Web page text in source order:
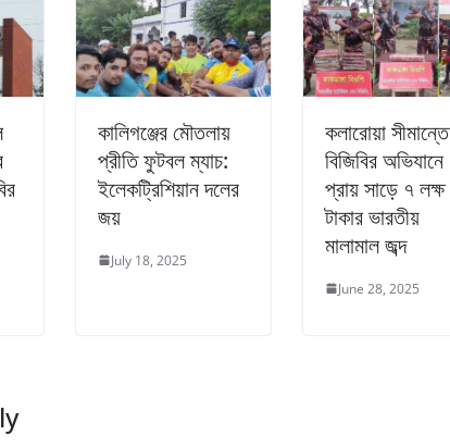
কালিগঞ্জের মৌতলায়
প্রীতি ফুটবল ম্যাচ:
ইলেকট্রিশিয়ান দলের
জয়
July 18, 2025
কলারোয়া সীমান্তে
বিজিবির অভিযানে
প্রায় সাড়ে ৭ লক্ষ
টাকার ভারতীয়
মালামাল জব্দ
June 28, 2025